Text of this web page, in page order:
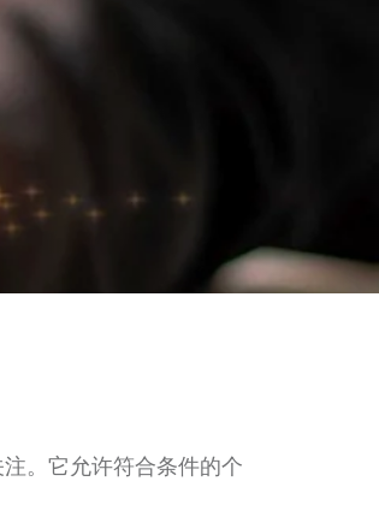
。它允许符合条件的个